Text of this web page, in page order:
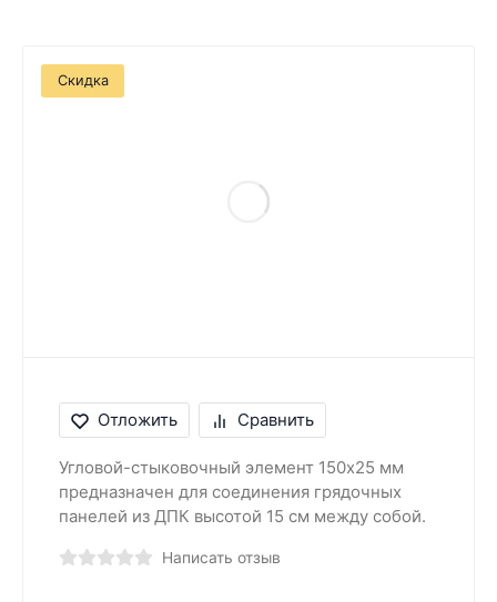
Скидка
Отложить Сравнить
Угловой-стыковочный элемент 150х25 мм
предназначен для соединения грядочных
панелей из ДПК высотой 15 см между собой.
Написать отзыв